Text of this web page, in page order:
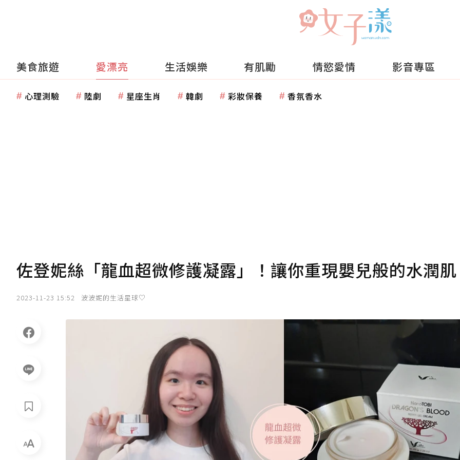
美食旅遊 愛漂亮 生活娛樂 有肌勵 情慾愛情 影音專區
心理測驗 陸劇 星座生肖 韓劇 彩妝保養 香氛香水
佐登妮絲「龍血超微修護凝露」！讓你重現嬰兒般的水潤
2023-11-23 15:52 波波妮的生活星球♡